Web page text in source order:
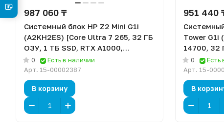
987 060 ₸
Системный блок HP Z2 Mini G1i
(A2KH2ES) [Core Ultra 7 265, 32 ГБ
ОЗУ, 1 ТБ SSD, RTX A1000,
Windows 11 Pro]
0
Есть в наличии
Арт. 15-00002387
В корзину
951 440
Tower G1i
14700, 32
Windows
0
Есть
Арт. 15-
В